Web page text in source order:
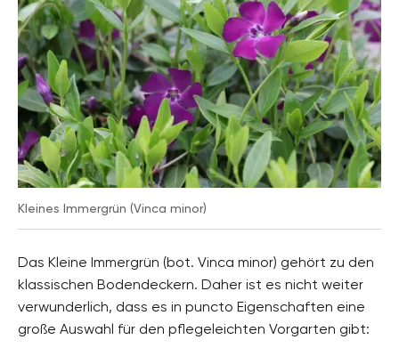
Kleines Immergrün (Vinca minor)
Das Kleine Immergrün (bot. Vinca minor) gehört zu den
klassischen Bodendeckern. Daher ist es nicht weiter
verwunderlich, dass es in puncto Eigenschaften eine
große Auswahl für den pflegeleichten Vorgarten gibt: